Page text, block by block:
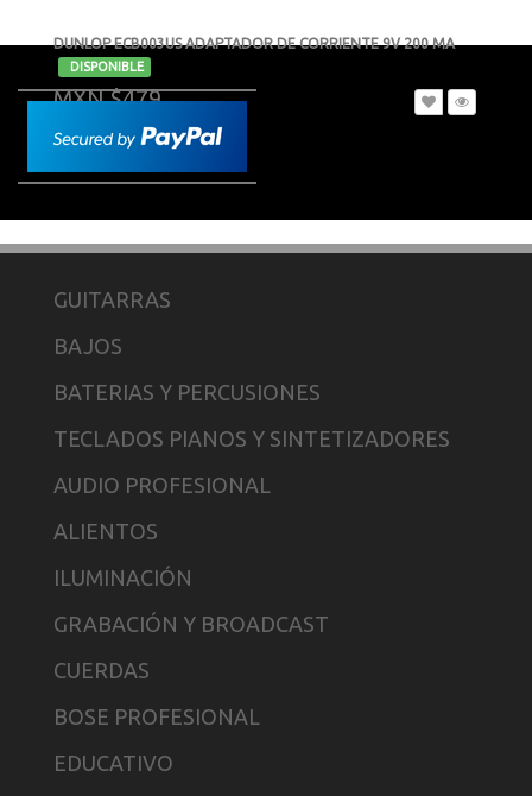
DUNLOP ECB003US ADAPTADOR DE CORRIENTE 9V 200 MA
DISPONIBLE
MXN $479
GUITARRAS
BAJOS
BATERIAS Y PERCUSIONES
TECLADOS PIANOS Y SINTETIZADORES
AUDIO PROFESIONAL
ALIENTOS
ILUMINACIÓN
GRABACIÓN Y BROADCAST
CUERDAS
BOSE PROFESIONAL
EDUCATIVO